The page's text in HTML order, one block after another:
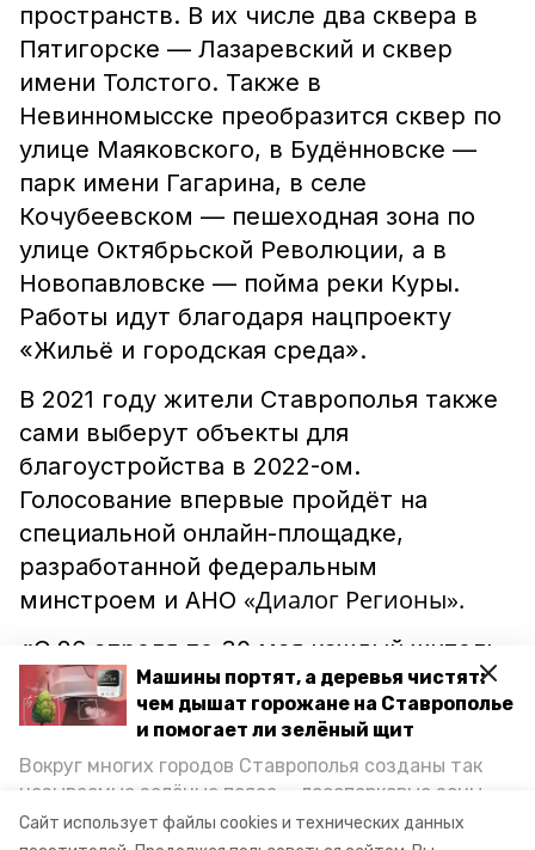
Сайт использует файлы cookies и технических данных
Машины портят, а деревья чистят:
чем дышат горожане на Ставрополье
и помогает ли зелёный щит
Вокруг многих городов Ставрополья созданы так
называемые зелёные пояса — лесопарковые зоны,
снижающие негативное воздействие выхлопных
газов на атмосферу. Справляются ли они с
пространств. В их числе два сквера в
Пятигорске — Лазаревский и сквер
имени Толстого. Также в
Невинномысске преобразится сквер по
улице Маяковского, в Будённовске —
парк имени Гагарина, в селе
Кочубеевском — пешеходная зона по
улице Октябрьской Революции, а в
Новопавловске — пойма реки Куры.
Работы идут благодаря нацпроекту
«Жильё и городская среда».
В 2021 году жители Ставрополья также
сами выберут объекты для
благоустройства в 2022-ом.
Голосование впервые пройдёт на
специальной онлайн-площадке,
разработанной федеральным
минстроем и АНО «Диалог Регионы».
«С 26 апреля по 30 мая каждый житель
края, кому исполнилось 14 лет, сможет
отдать голос за наиболее
войдут в список территорий, которые
будут благоустроены в 2022 году», —